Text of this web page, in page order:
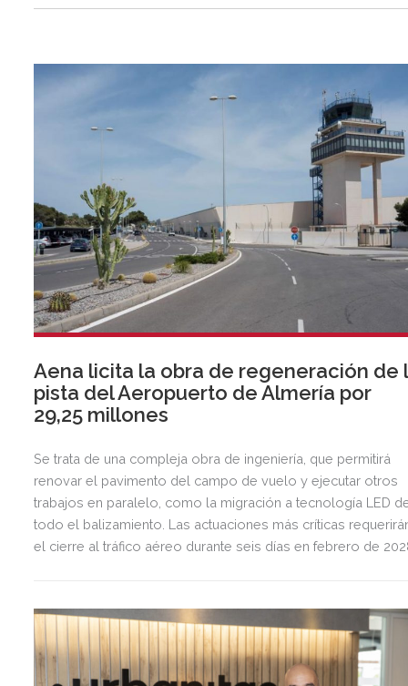
Aena licita la obra de regeneración de
pista del Aeropuerto de Almería por
29,25 millones
Se trata de una compleja obra de ingeniería, que permitirá
renovar el pavimento del campo de vuelo y ejecutar otros
trabajos en paralelo, como la migración a tecnología LED
todo el balizamiento. Las actuaciones más críticas
el cierre al tráfico aéreo durante seis días en febrero de